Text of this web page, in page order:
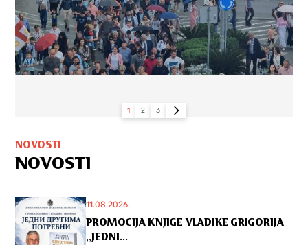
1 2 3
NOVOSTI
NOVOSTI
11.08.2026.
PROMOCIJA KNJIGE VLADIKE GRIGORIJA
,,JEDNI...